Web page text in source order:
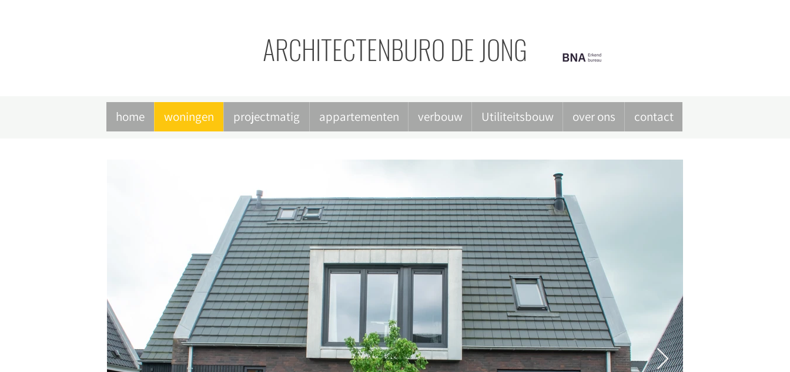
ARCHITECTENBURO DE JONG
home woningen projectmatig appartementen verbouw Utiliteitsbouw over ons contact